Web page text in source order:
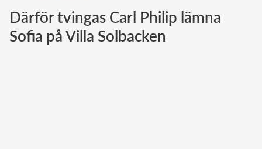
Norska kungahuset
Danska kungahuset
Därför tvingas Carl Philip lämna
Sofia på Villa Solbacken